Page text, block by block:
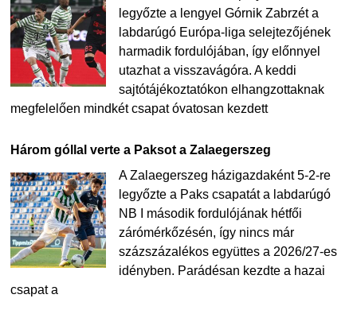
legyőzte a lengyel Górnik Zabrzét a
labdarúgó Európa-liga selejtezőjének
harmadik fordulójában, így előnnyel
utazhat a visszavágóra. A keddi
sajtótájékoztatókon elhangzottaknak
megfelelően mindkét csapat óvatosan kezdett
Három góllal verte a Paksot a Zalaegerszeg
A Zalaegerszeg házigazdaként 5-2-re
legyőzte a Paks csapatát a labdarúgó
NB I második fordulójának hétfői
zárómérkőzésén, így nincs már
százszázalékos együttes a 2026/27-es
idényben. Parádésan kezdte a hazai
csapat a